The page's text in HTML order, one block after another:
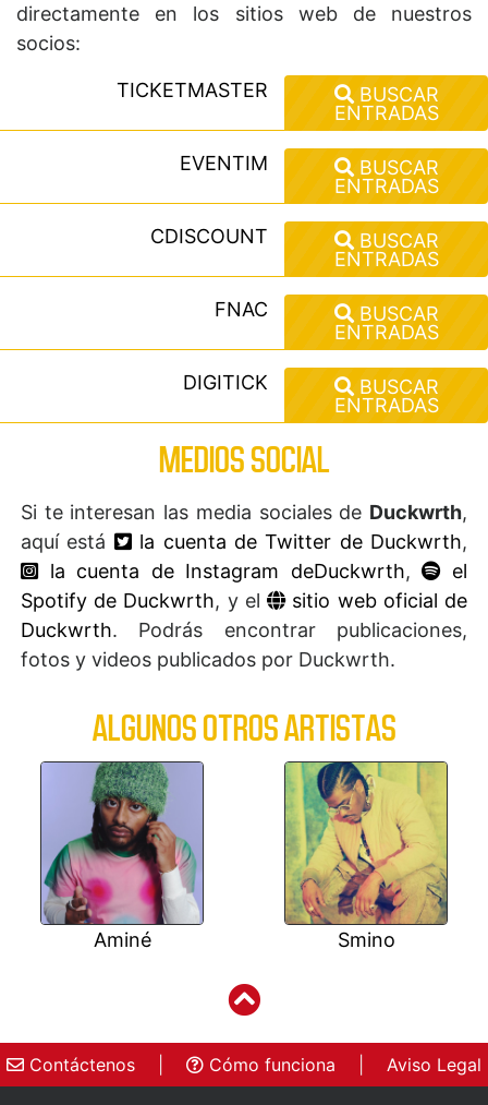
directamente en los sitios web de nuestros
socios:
TICKETMASTER
BUSCAR
ENTRADAS
EVENTIM
BUSCAR
ENTRADAS
CDISCOUNT
BUSCAR
ENTRADAS
FNAC
BUSCAR
ENTRADAS
DIGITICK
BUSCAR
ENTRADAS
MEDIOS SOCIAL
Si te interesan las media sociales de Duckwrth,
aquí está
la cuenta de Twitter de Duckwrth,
la cuenta de Instagram deDuckwrth,
el
Spotify de Duckwrth, y el
sitio web oficial de
Duckwrth. Podrás encontrar publicaciones,
fotos y videos publicados por Duckwrth.
ALGUNOS OTROS ARTISTAS
Aminé Smino
Contáctenos Cómo funciona Aviso Legal